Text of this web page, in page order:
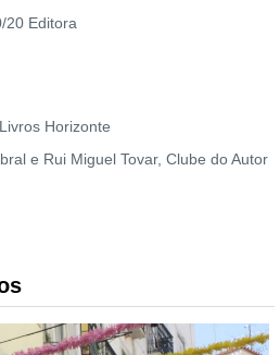
20 Editora
Horizonte
e Rui Miguel Tovar, Clube do Autor